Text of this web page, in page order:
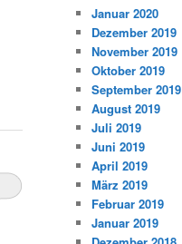
Januar 2020
Dezember 2019
November 2019
Oktober 2019
September 2019
August 2019
Juli 2019
Juni 2019
April 2019
März 2019
Februar 2019
Januar 2019